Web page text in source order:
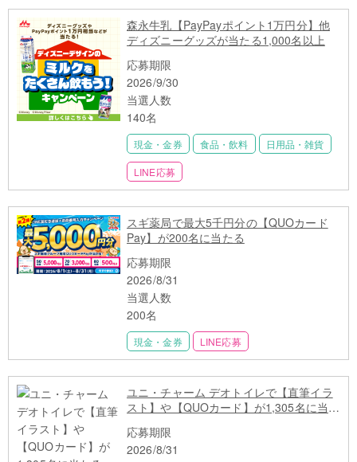
森永牛乳【PayPayポイント1万円分】他
ディズニーグッズが当たる1,000名以上
応募期限
2026/9/30
当選人数
140名
現金・金券 食品・飲料 日用品・雑貨
LINE応募
スギ薬局で最大5千円分の【QUOカード
Pay】が200名に当たる
応募期限
2026/8/31
当選人数
200名
現金・金券 LINE応募
ユニ・チャーム デオトイレで【直筆イラ
スト】や【QUOカード】が1,305名に当た
応募期限
2026/8/31